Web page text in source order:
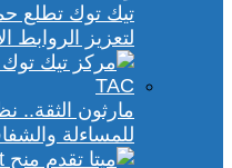
تيك توك تطلع
لتعزيز الروابط
مارثون الثقة..
للمساءلة